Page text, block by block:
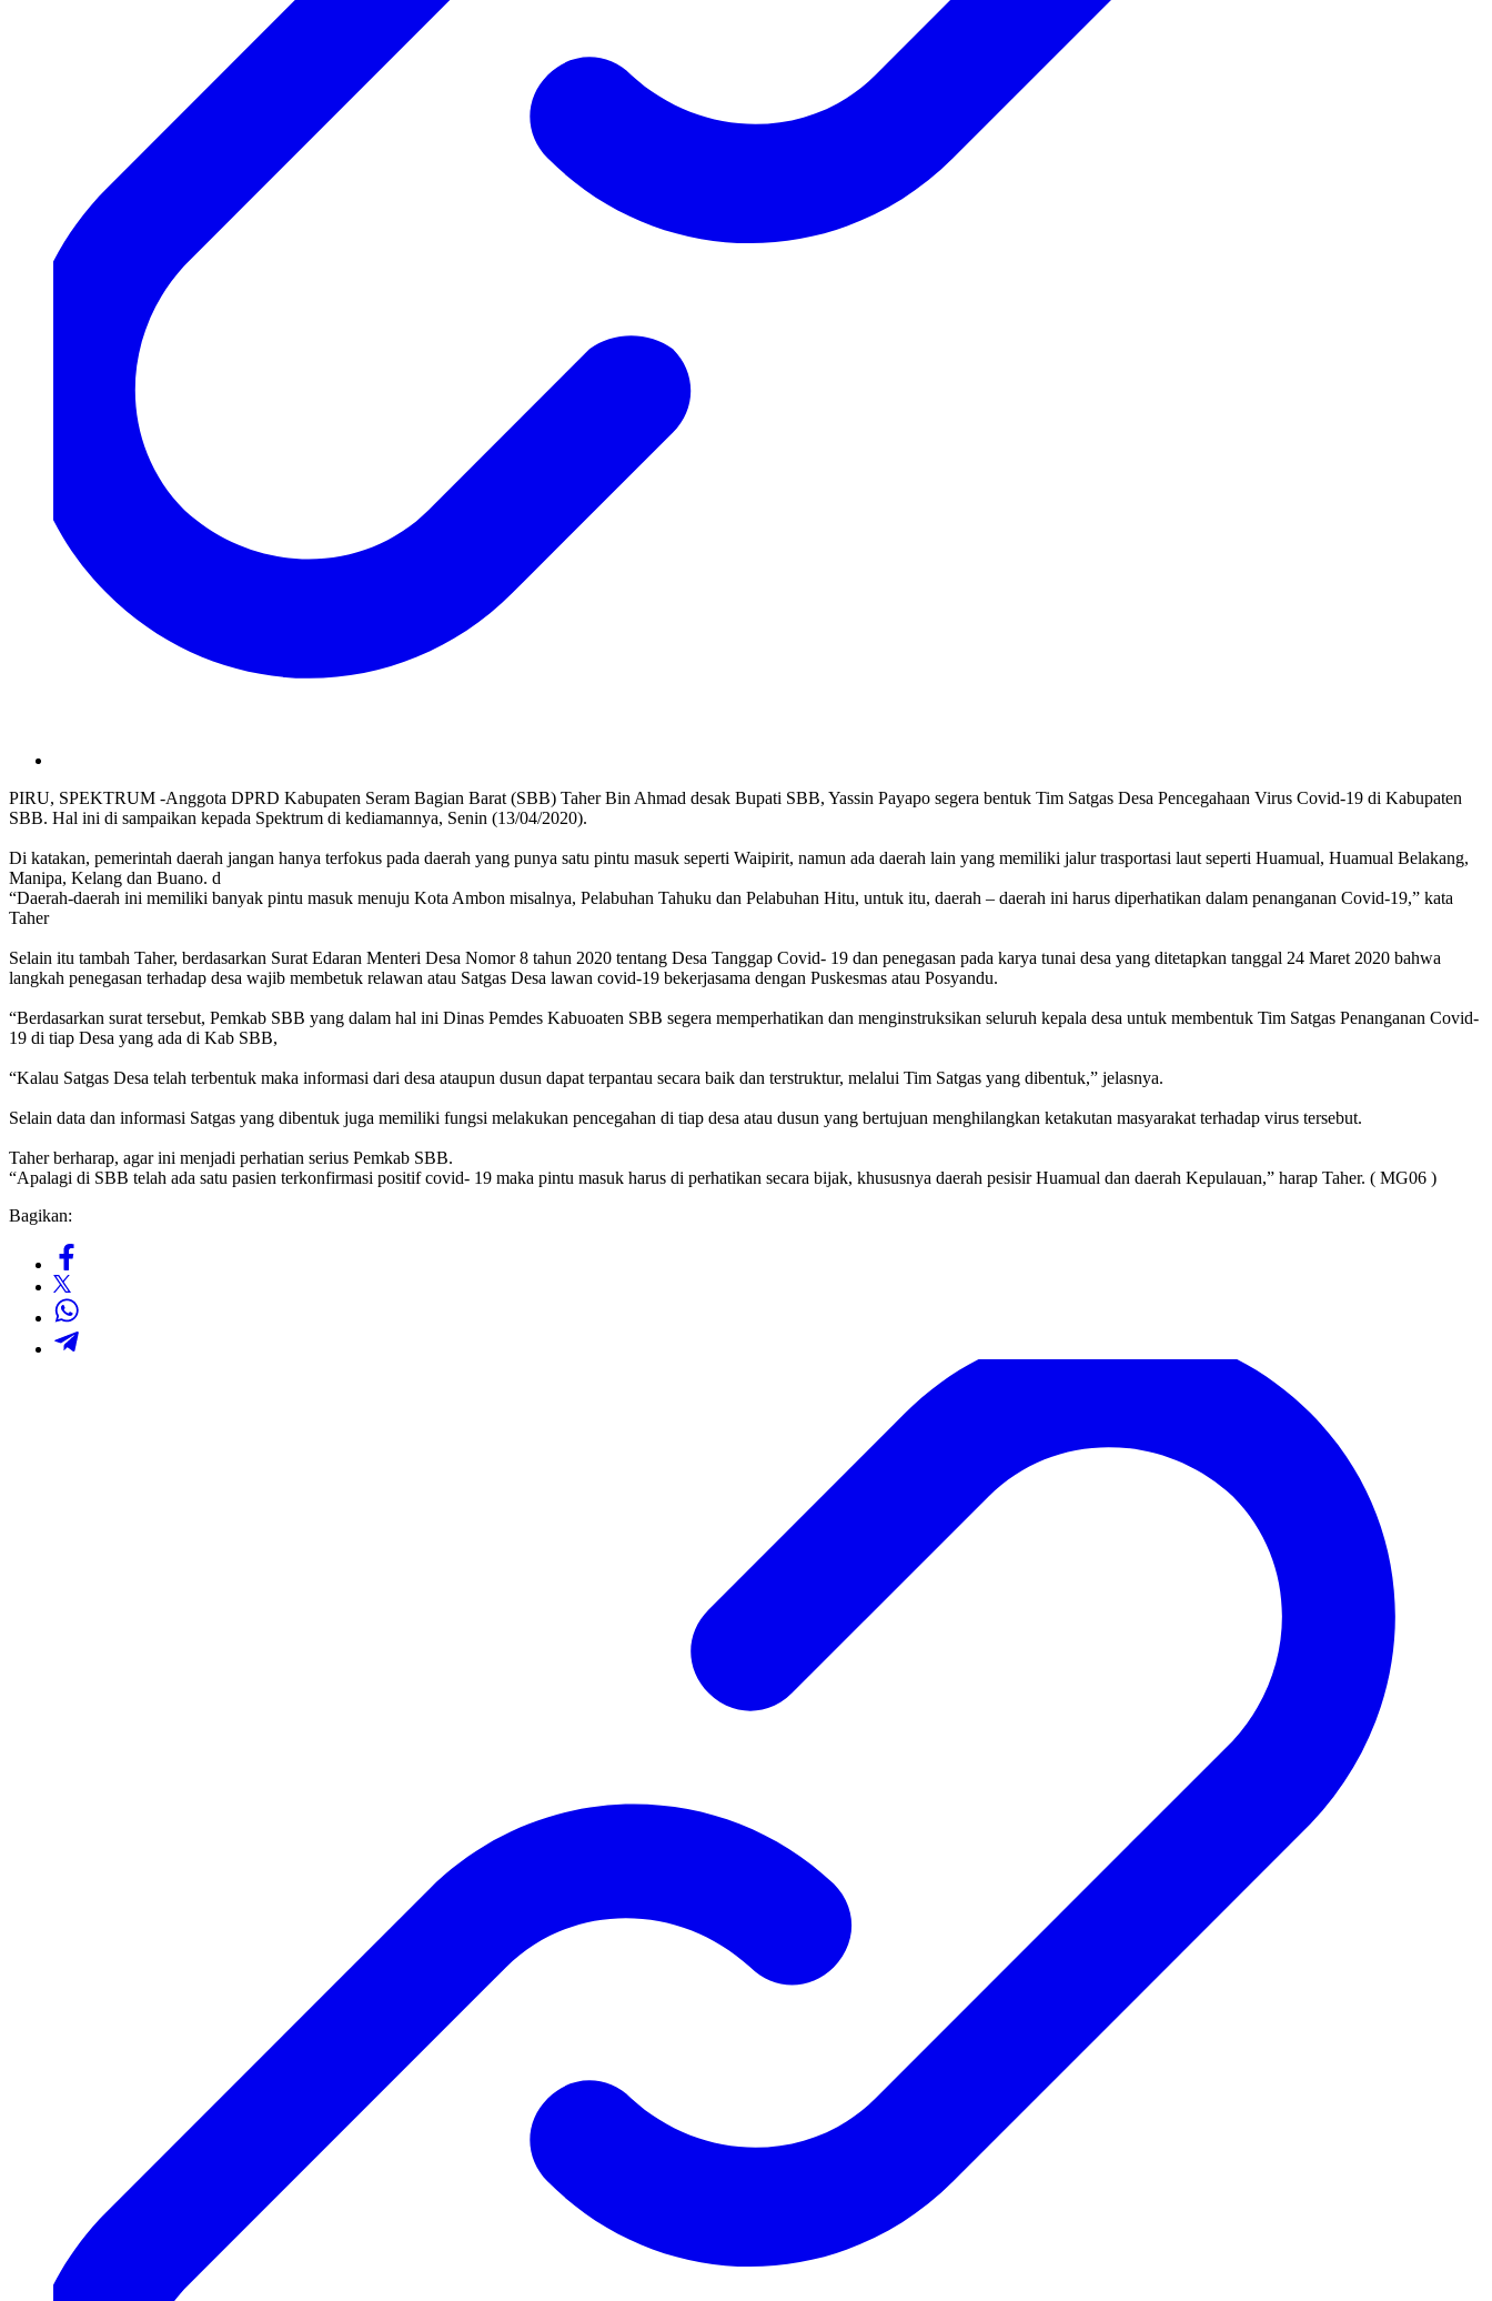
PIRU, SPEKTRUM -Anggota DPRD Kabupaten Seram Bagian Barat (SBB) Taher Bin Ahmad desak Bupati SBB, Yassin Payapo segera bentuk Tim Satgas Desa Pencegahaan Virus Covid-19 di Kabupaten
SBB. Hal ini di sampaikan kepada Spektrum di kediamannya, Senin (13/04/2020).
Di katakan, pemerintah daerah jangan hanya terfokus pada daerah yang punya satu pintu masuk seperti Waipirit, namun ada daerah lain yang memiliki jalur trasportasi laut seperti Huamual, Huamual Belakang,
Manipa, Kelang dan Buano. d
“Daerah-daerah ini memiliki banyak pintu masuk menuju Kota Ambon misalnya, Pelabuhan Tahuku dan Pelabuhan Hitu, untuk itu, daerah – daerah ini harus diperhatikan dalam penanganan Covid-19,” kata
Taher
Selain itu tambah Taher, berdasarkan Surat Edaran Menteri Desa Nomor 8 tahun 2020 tentang Desa Tanggap Covid- 19 dan penegasan pada karya tunai desa yang ditetapkan tanggal 24 Maret 2020 bahwa
langkah penegasan terhadap desa wajib membetuk relawan atau Satgas Desa lawan covid-19 bekerjasama dengan Puskesmas atau Posyandu.
“Berdasarkan surat tersebut, Pemkab SBB yang dalam hal ini Dinas Pemdes Kabuoaten SBB segera memperhatikan dan menginstruksikan seluruh kepala desa untuk membentuk Tim Satgas Penanganan Covid-
19 di tiap Desa yang ada di Kab SBB,
“Kalau Satgas Desa telah terbentuk maka informasi dari desa ataupun dusun dapat terpantau secara baik dan terstruktur, melalui Tim Satgas yang dibentuk,” jelasnya.
Selain data dan informasi Satgas yang dibentuk juga memiliki fungsi melakukan pencegahan di tiap desa atau dusun yang bertujuan menghilangkan ketakutan masyarakat terhadap virus tersebut.
Taher berharap, agar ini menjadi perhatian serius Pemkab SBB.
“Apalagi di SBB telah ada satu pasien terkonfirmasi positif covid- 19 maka pintu masuk harus di perhatikan secara bijak, khususnya daerah pesisir Huamual dan daerah Kepulauan,” harap Taher. ( MG06 )
Bagikan: